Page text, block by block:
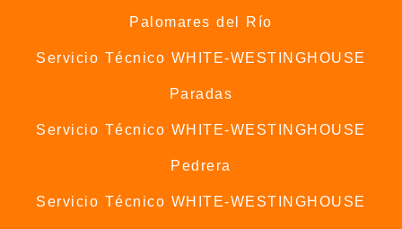
Palomares del Río
Servicio Técnico WHITE-WESTINGHOUSE
Paradas
Servicio Técnico WHITE-WESTINGHOUSE
Pedrera
Servicio Técnico WHITE-WESTINGHOUSE